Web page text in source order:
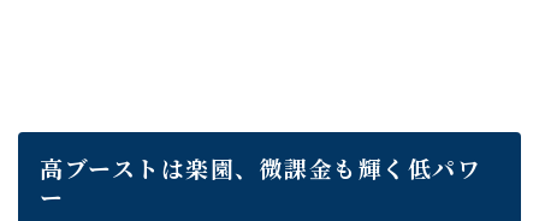
高ブーストは楽園、微課金も輝く低パワ
ー